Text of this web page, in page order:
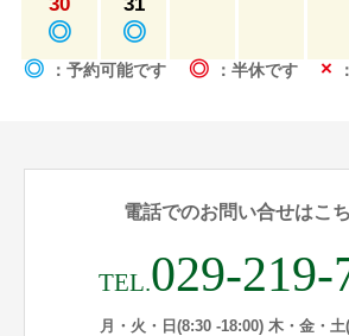
◎ ◎
◎ ：予約可能です ◎ ：半休です ×
電話でのお問い合せはこ
TEL.029-219-
月・火・日(8:30 -18:00) 木・金・